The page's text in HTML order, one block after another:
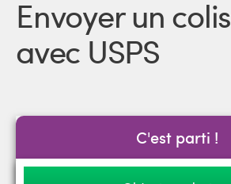
Envoyer un colis
avec USPS
C'est parti !